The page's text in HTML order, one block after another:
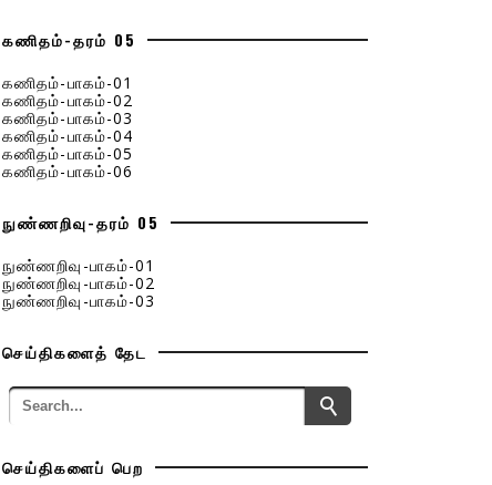
கணிதம்-தரம் 05
கணிதம்-பாகம்-01
கணிதம்-பாகம்-02
கணிதம்-பாகம்-03
கணிதம்-பாகம்-04
கணிதம்-பாகம்-05
கணிதம்-பாகம்-06
நுண்ணறிவு-தரம் 05
நுண்ணறிவு-பாகம்-01
நுண்ணறிவு-பாகம்-02
நுண்ணறிவு-பாகம்-03
செய்திகளைத் தேட
செய்திகளைப் பெற